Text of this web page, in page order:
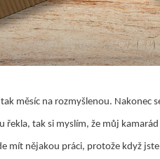
měsíc na rozmyšlenou. Nakonec
řekla, tak si myslím, že můj
mít nějakou práci, protože když